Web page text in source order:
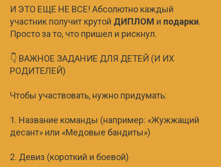
И ЭТО ЕЩЕ НЕ ВСЕ! Абсолютно каждый
участник получит крутой ДИПЛОМ и подарки.
Просто за то, что пришел и рискнул.
👇 ВАЖНОЕ ЗАДАНИЕ ДЛЯ ДЕТЕЙ (И ИХ
РОДИТЕЛЕЙ)
Чтобы участвовать, нужно придумать:
1. Название команды (например: «Жужжащий
десант» или «Медовые бандиты»)
2. Девиз (короткий и боевой)